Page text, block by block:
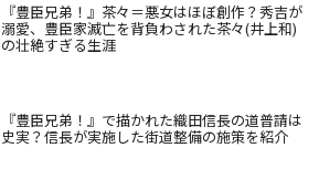
『豊臣兄弟！』茶々＝悪女はほぼ創作？秀吉が
溺愛、豊臣家滅亡を背負わされた茶々(井上和)
の壮絶すぎる生涯
『豊臣兄弟！』で描かれた織田信長の道普請は
史実？信長が実施した街道整備の施策を紹介